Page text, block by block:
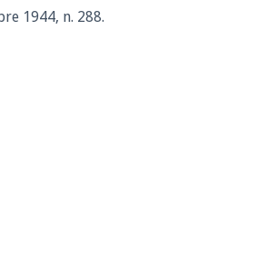
1944, n. 288.